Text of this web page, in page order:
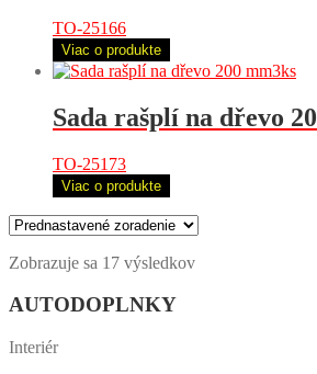
TO-25166
Viac o produkte
Sada rašplí na dřevo
TO-25173
Viac o produkte
Zobrazuje sa 17 výsledkov
AUTODOPLNKY
Interiér